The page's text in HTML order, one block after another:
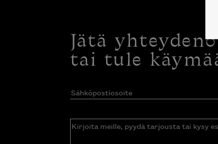
Jätä
tai tule
Sähköpostiosoite(Pakollinen)
Kirjoita